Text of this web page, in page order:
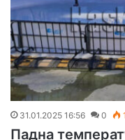
31.01.2025 16:56 0
Падна